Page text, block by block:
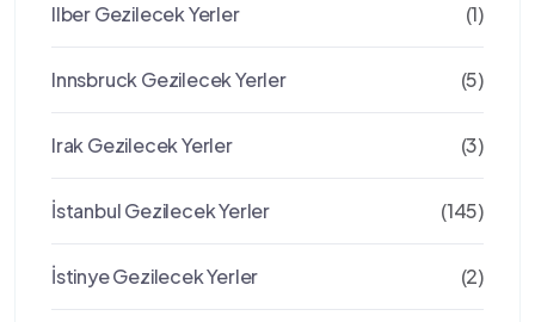
Ilber Gezilecek Yerler (1)
Innsbruck Gezilecek Yerler (5)
Irak Gezilecek Yerler (3)
İstanbul Gezilecek Yerler (145)
İstinye Gezilecek Yerler (2)